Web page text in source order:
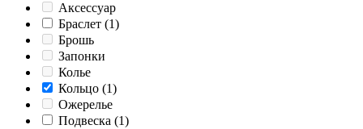
Аксессуар
Браслет (1)
Брошь
Запонки
Колье
Кольцо (1)
Ожерелье
Подвеска (1)